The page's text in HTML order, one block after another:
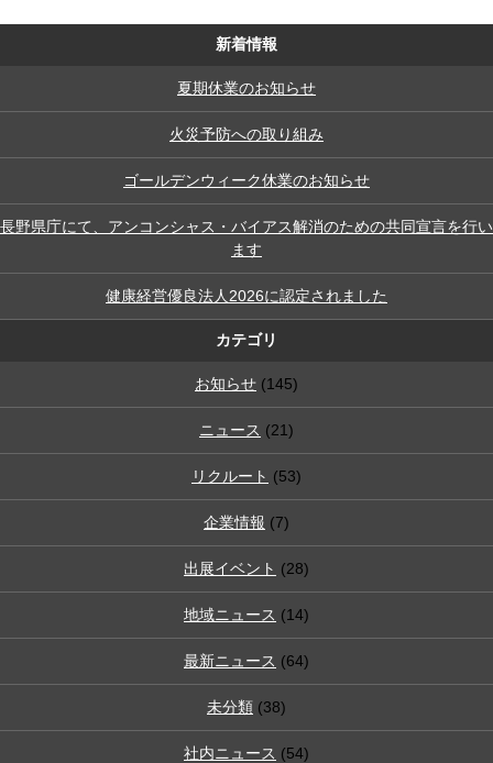
新着情報
夏期休業のお知らせ
火災予防への取り組み
ゴールデンウィーク休業のお知らせ
長野県庁にて、アンコンシャス・バイアス解消のための共同宣言を行い
ます
健康経営優良法人2026に認定されました
カテゴリ
お知らせ (145)
ニュース (21)
リクルート (53)
企業情報 (7)
出展イベント (28)
地域ニュース (14)
最新ニュース (64)
未分類 (38)
社内ニュース (54)